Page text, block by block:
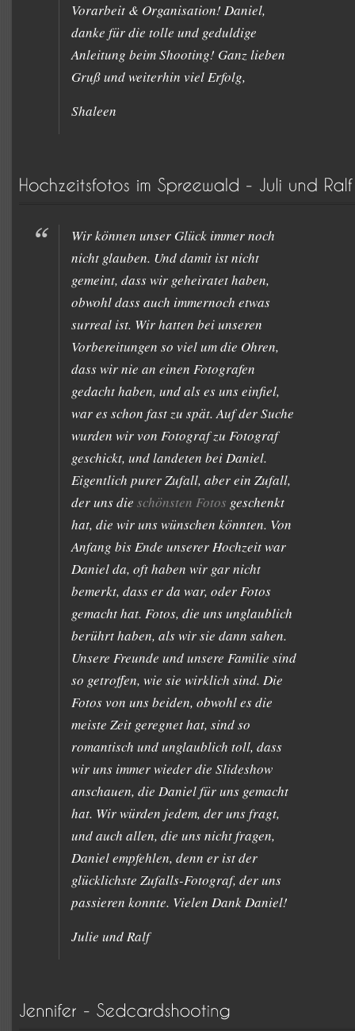
Vorarbeit & Organisation! Daniel,
danke für die tolle und geduldige
Anleitung beim Shooting! Ganz lieben
Gruß und weiterhin viel Erfolg,
Shaleen
Wir können unser Glück immer noch
nicht glauben. Und damit ist nicht
gemeint, dass wir geheiratet haben,
obwohl dass auch immernoch etwas
surreal ist. Wir hatten bei unseren
Vorbereitungen so viel um die Ohren,
dass wir nie an einen Fotografen
gedacht haben, und als es uns einfiel,
war es schon fast zu spät. Auf der Suche
wurden wir von Fotograf zu Fotograf
geschickt, und landeten bei Daniel.
Eigentlich purer Zufall, aber ein Zufall,
der uns dieschönsten Fotos geschenkt
hat, die wir uns wünschen könnten. Von
Anfang bis Ende unserer Hochzeit war
Daniel da, oft haben wir gar nicht
bemerkt, dass er da war, oder Fotos
gemacht hat. Fotos, die uns unglaublich
berührt haben, als wir sie dann sahen.
Unsere Freunde und unsere Familie sind
so getroffen, wie sie wirklich sind. Die
Fotos von uns beiden, obwohl es die
meiste Zeit geregnet hat, sind so
romantisch und unglaublich toll, dass
wir uns immer wieder die Slideshow
anschauen, die Daniel für uns gemacht
hat. Wir würden jedem, der uns fragt,
und auch allen, die uns nicht fragen,
Daniel empfehlen, denn er ist der
glücklichste Zufalls-Fotograf, der uns
passieren konnte. Vielen Dank Daniel!
Julie und Ralf